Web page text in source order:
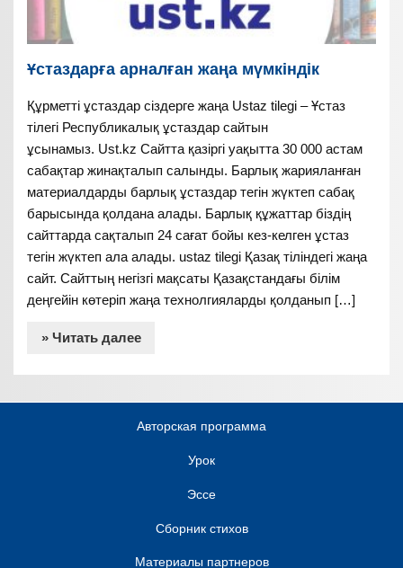
Ұстаздарға арналған жаңа мүмкіндік
Құрметті ұстаздар сіздерге жаңа Ustaz tilegi – Ұстаз
тілегі Республикалық ұстаздар сайтын
ұсынамыз. Ust.kz Сайтта қазіргі уақытта 30 000 астам
сабақтар жинақталып салынды. Барлық жарияланған
материалдарды барлық ұстаздар тегін жүктеп сабақ
барысында қолдана алады. Барлық құжаттар біздің
сайттарда сақталып 24 сағат бойы кез-келген ұстаз
тегін жүктеп ала алады. ustaz tilegi Қазақ тіліндегі жаңа
сайт. Сайттың негізгі мақсаты Қазақстандағы білім
деңгейін көтеріп жаңа технолгияларды қолданып […]
» Читать далее
Авторская программа
Урок
Эссе
Сборник стихов
Материалы партнеров